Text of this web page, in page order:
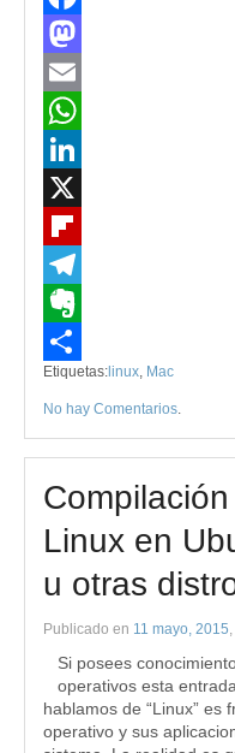
Facebook
Mastodon
Email
WhatsApp
LinkedIn
Flipboard
Telegram
Evernote
Compartir
Etiquetas: linux, Mac
No hay Comentarios.
Linux en
u otras
Publicado en 11 mayo, 2015
Si posees
operativos esta
hablamos de “Linux” es
operativo y sus